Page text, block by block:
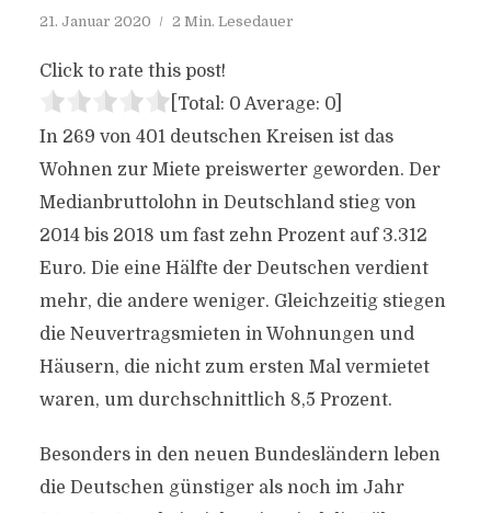
21. Januar 2020 2 Min. Lesedauer
Click to rate this post!
[Total: 0 Average: 0]
In 269 von 401 deutschen Kreisen ist das
Wohnen zur Miete preiswerter geworden. Der
Medianbruttolohn in Deutschland stieg von
2014 bis 2018 um fast zehn Prozent auf 3.312
Euro. Die eine Hälfte der Deutschen verdient
mehr, die andere weniger. Gleichzeitig stiegen
die Neuvertragsmieten in Wohnungen und
Häusern, die nicht zum ersten Mal vermietet
waren, um durchschnittlich 8,5 Prozent.
Besonders in den neuen Bundesländern leben
die Deutschen günstiger als noch im Jahr